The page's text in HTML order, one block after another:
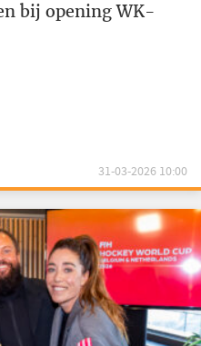
bij opening WK-
31-03-2026 10:00